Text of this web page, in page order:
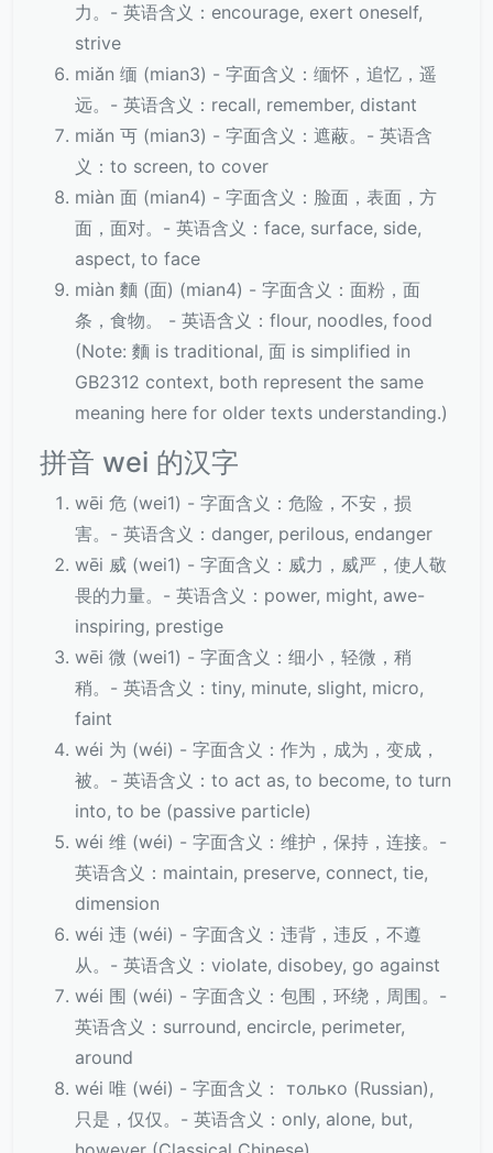
力。- 英语含义：encourage, exert oneself,
strive
miǎn 缅 (mian3) - 字面含义：缅怀，追忆，遥
远。- 英语含义：recall, remember, distant
miǎn 丏 (mian3) - 字面含义：遮蔽。- 英语含
义：to screen, to cover
miàn 面 (mian4) - 字面含义：脸面，表面，方
面，面对。- 英语含义：face, surface, side,
aspect, to face
miàn 麵 (面) (mian4) - 字面含义：面粉，面
条，食物。 - 英语含义：flour, noodles, food
(Note: 麵 is traditional, 面 is simplified in
GB2312 context, both represent the same
meaning here for older texts understanding.)
拼音 wei 的汉字
wēi 危 (wei1) - 字面含义：危险，不安，损
害。- 英语含义：danger, perilous, endanger
wēi 威 (wei1) - 字面含义：威力，威严，使人敬
畏的力量。- 英语含义：power, might, awe-
inspiring, prestige
wēi 微 (wei1) - 字面含义：细小，轻微，稍
稍。- 英语含义：tiny, minute, slight, micro,
faint
wéi 为 (wéi) - 字面含义：作为，成为，变成，
被。- 英语含义：to act as, to become, to turn
into, to be (passive particle)
wéi 维 (wéi) - 字面含义：维护，保持，连接。-
英语含义：maintain, preserve, connect, tie,
dimension
wéi 违 (wéi) - 字面含义：违背，违反，不遵
从。- 英语含义：violate, disobey, go against
wéi 围 (wéi) - 字面含义：包围，环绕，周围。-
英语含义：surround, encircle, perimeter,
around
wéi 唯 (wéi) - 字面含义： только (Russian),
只是，仅仅。- 英语含义：only, alone, but,